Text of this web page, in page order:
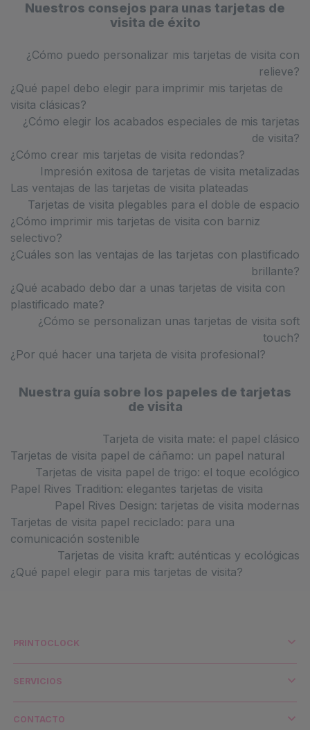
Nuestros consejos para unas tarjetas de
visita de éxito
¿Cómo puedo personalizar mis tarjetas de visita con
relieve?
¿Qué papel debo elegir para imprimir mis tarjetas de
visita clásicas?
¿Cómo elegir los acabados especiales de mis tarjetas
de visita?
¿Cómo crear mis tarjetas de visita redondas?
Impresión exitosa de tarjetas de visita metalizadas
Las ventajas de las tarjetas de visita plateadas
Tarjetas de visita plegables para el doble de espacio
¿Cómo imprimir mis tarjetas de visita con barniz
selectivo?
¿Cuáles son las ventajas de las tarjetas con plastificado
brillante?
¿Qué acabado debo dar a unas tarjetas de visita con
plastificado mate?
¿Cómo se personalizan unas tarjetas de visita soft
touch?
¿Por qué hacer una tarjeta de visita profesional?
Nuestra guía sobre los papeles de tarjetas
de visita
Tarjeta de visita mate: el papel clásico
Tarjetas de visita papel de cáñamo: un papel natural
Tarjetas de visita papel de trigo: el toque ecológico
Papel Rives Tradition: elegantes tarjetas de visita
Papel Rives Design: tarjetas de visita modernas
Tarjetas de visita papel reciclado: para una
comunicación sostenible
Tarjetas de visita kraft: auténticas y ecológicas
¿Qué papel elegir para mis tarjetas de visita?
PRINTOCLOCK
SERVICIOS
CONTACTO